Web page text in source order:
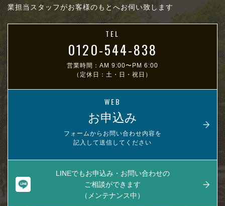
業担当スタッフがお客様のもとへお伺い致します
TEL
0120-544-838
営業時間：AM 9:00〜PM 6:00
（定休日：土・日・祝日）
WEB
お申込み
フォームからお問い合わせ内容を
記入して送信してください
LINEでもお申込み・お問い合わせの
ご相談ができます
（メンテナンス中）